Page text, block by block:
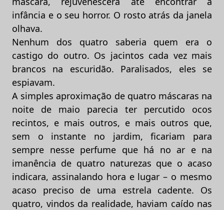
infância e o seu horror. O rosto atrás da janela
olhava.
Nenhum dos quatro saberia quem era o
castigo do outro. Os jacintos cada vez mais
brancos na escuridão. Paralisados, eles se
espiavam.
A simples aproximação de quatro máscaras na
noite de maio parecia ter percutido ocos
recintos, e mais outros, e mais outros que,
sem o instante no jardim, ficariam para
sempre nesse perfume que há no ar e na
imanência de quatro naturezas que o acaso
indicara, assinalando hora e lugar – o mesmo
acaso preciso de uma estrela cadente. Os
quatro, vindos da realidade, haviam caído nas